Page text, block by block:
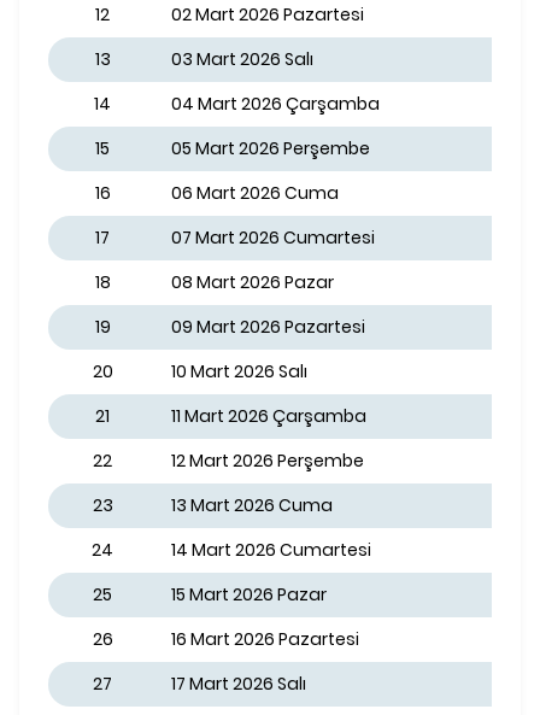
12
02 Mart 2026 Pazartesi
13
03 Mart 2026 Salı
14
04 Mart 2026 Çarşamba
15
05 Mart 2026 Perşembe
16
06 Mart 2026 Cuma
17
07 Mart 2026 Cumartesi
18
08 Mart 2026 Pazar
19
09 Mart 2026 Pazartesi
20
10 Mart 2026 Salı
21
11 Mart 2026 Çarşamba
22
12 Mart 2026 Perşembe
23
13 Mart 2026 Cuma
24
14 Mart 2026 Cumartesi
25
15 Mart 2026 Pazar
26
16 Mart 2026 Pazartesi
27
17 Mart 2026 Salı